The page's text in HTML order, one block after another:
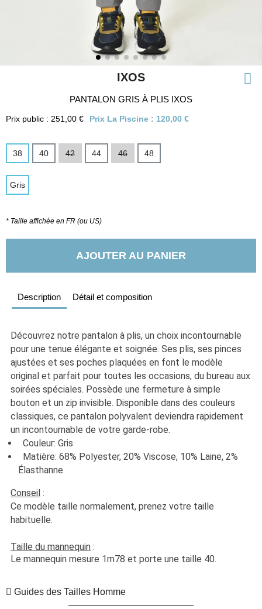
IXOS
PANTALON GRIS À PLIS IXOS
Prix public : 251,00 € Prix La Piscine : 120,00 €
38 40 42 44 46 48
Gris
* Taille affichée en FR (ou US)
AJOUTER AU PANIER
Description Détail et composition
Découvrez notre pantalon à plis, un choix incontournable
pour une tenue élégante et soignée. Ses plis, ses pinces
ajustées et ses poches plaquées en font le modèle
original et parfait pour toutes les occasions, du bureau aux
soirées spéciales. Possède une fermeture à simple
bouton et un zip invisible. Disponible dans des couleurs
classiques, ce pantalon polyvalent deviendra rapidement
un incontournable de votre garde-robe.
Couleur: Gris
Matière: 68% Polyester, 20% Viscose, 10% Laine, 2%
Élasthanne
Conseil :
Ce modèle taille normalement, prenez votre taille
habituelle.
Taille du mannequin :
Le mannequin mesure 1m78 et porte une taille 40.
Guides des Tailles Homme